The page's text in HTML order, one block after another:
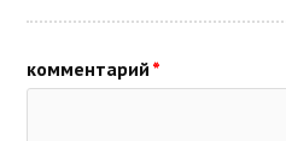
комментарий *